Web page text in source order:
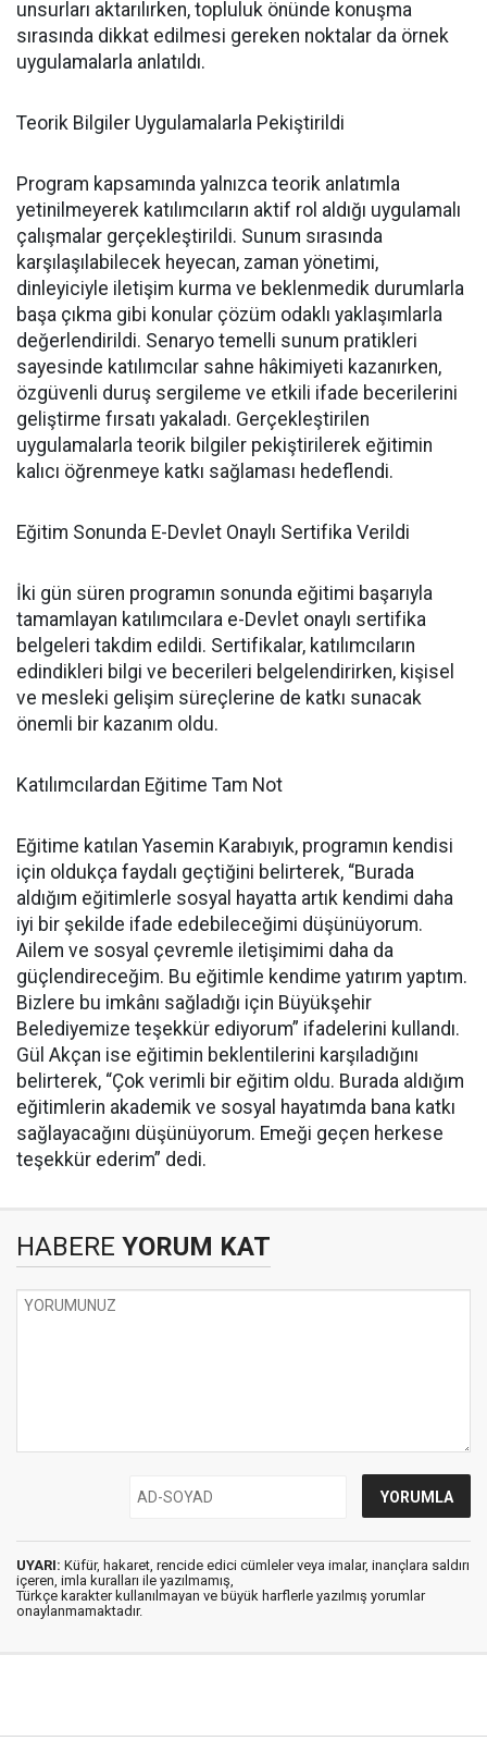
unsurları aktarılırken, topluluk önünde konuşma
sırasında dikkat edilmesi gereken noktalar da örnek
uygulamalarla anlatıldı.
Teorik Bilgiler Uygulamalarla Pekiştirildi
Program kapsamında yalnızca teorik anlatımla
yetinilmeyerek katılımcıların aktif rol aldığı uygulamalı
çalışmalar gerçekleştirildi. Sunum sırasında
karşılaşılabilecek heyecan, zaman yönetimi,
dinleyiciyle iletişim kurma ve beklenmedik durumlarla
başa çıkma gibi konular çözüm odaklı yaklaşımlarla
değerlendirildi. Senaryo temelli sunum pratikleri
sayesinde katılımcılar sahne hâkimiyeti kazanırken,
özgüvenli duruş sergileme ve etkili ifade becerilerini
geliştirme fırsatı yakaladı. Gerçekleştirilen
uygulamalarla teorik bilgiler pekiştirilerek eğitimin
kalıcı öğrenmeye katkı sağlaması hedeflendi.
Eğitim Sonunda E-Devlet Onaylı Sertifika Verildi
İki gün süren programın sonunda eğitimi başarıyla
tamamlayan katılımcılara e-Devlet onaylı sertifika
belgeleri takdim edildi. Sertifikalar, katılımcıların
edindikleri bilgi ve becerileri belgelendirirken, kişisel
ve mesleki gelişim süreçlerine de katkı sunacak
önemli bir kazanım oldu.
Katılımcılardan Eğitime Tam Not
Eğitime katılan Yasemin Karabıyık, programın kendisi
için oldukça faydalı geçtiğini belirterek, “Burada
aldığım eğitimlerle sosyal hayatta artık kendimi daha
iyi bir şekilde ifade edebileceğimi düşünüyorum.
Ailem ve sosyal çevremle iletişimimi daha da
güçlendireceğim. Bu eğitimle kendime yatırım yaptım.
Bizlere bu imkânı sağladığı için Büyükşehir
Belediyemize teşekkür ediyorum” ifadelerini kullandı.
Gül Akçan ise eğitimin beklentilerini karşıladığını
belirterek, “Çok verimli bir eğitim oldu. Burada aldığım
eğitimlerin akademik ve sosyal hayatımda bana katkı
sağlayacağını düşünüyorum. Emeği geçen herkese
teşekkür ederim” dedi.
HABERE YORUM KAT
UYARI: Küfür, hakaret, rencide edici cümleler veya imalar, inançlara saldırı
içeren, imla kuralları ile yazılmamış,
Türkçe karakter kullanılmayan ve büyük harflerle yazılmış yorumlar
onaylanmamaktadır.